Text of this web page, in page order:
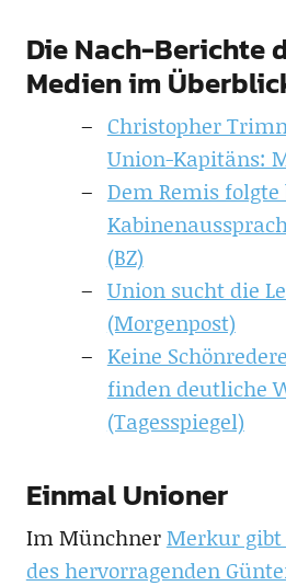
Die Nach-Berichte
Medien im
Christopher
Union-Kapitäns:
Dem Remis
(BZ)
Union sucht die
(Morgenpost)
Keine
finden deutliche
(Tagesspiegel)
Einmal Unioner
Im MünchnerMerkur gibt
des hervorragenden